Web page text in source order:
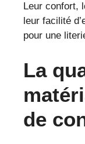
Leur confort,
leur facilité
pour une
La
de